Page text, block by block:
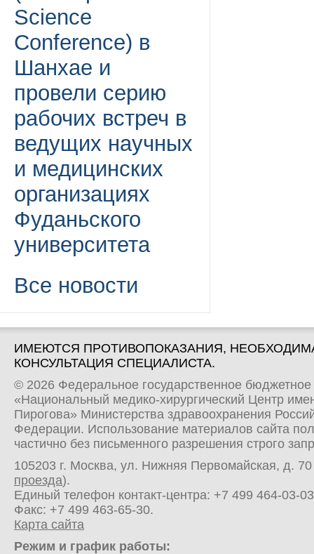
Science
Conference) в
Шанхае и
провели серию
рабочих встреч в
ведущих научных
и медицинских
организациях
Фуданьского
университета
Все новости
ИМЕЮТСЯ ПРОТИВОПОКАЗАНИЯ,
КОНСУЛЬТАЦИЯ СПЕЦИАЛИСТА.
© 2026 Федеральное государственное
«Национальный медико-хирургический Центр
Пирогова» Министерства здравоохранения
Федерации. Использование материалов сайта
частично без письменного разрешения строго
105203 г. Москва, ул. Нижняя Первомайская, д.
проезда).
Единый телефон контакт-центра: +7 499 464-03-03
Факс: +7 499 463-65-30.
Карта сайта
Режим и график работы: